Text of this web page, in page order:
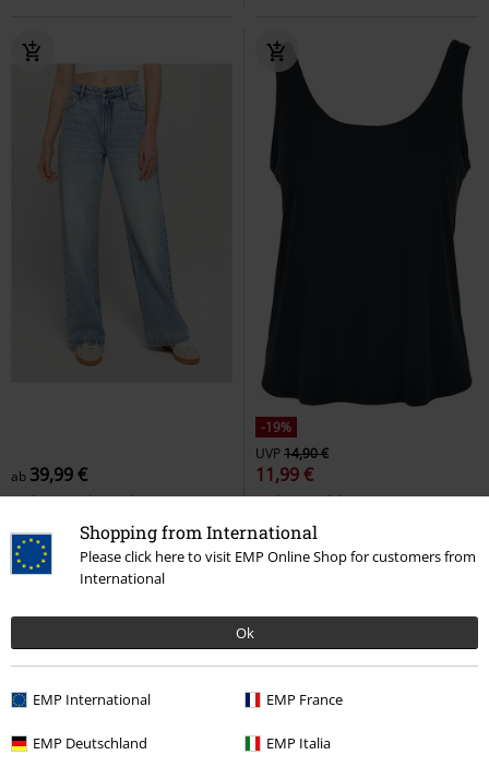
Shopping from International
Please click here to visit EMP Online Shop for customers from
International
Ok
EMP International EMP France
EMP Deutschland EMP Italia
ab 39,99 €
Ladies Regular Wide Leg Jeans
Urban Classics
Jeans
-19%
UVP14,90 €
11,99 €
Ladies Modal Loose Top
Urban
Classics